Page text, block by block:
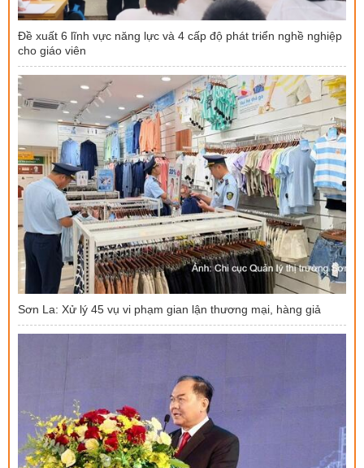
Đề xuất 6 lĩnh vực năng lực và 4 cấp độ phát triển nghề nghiệp
cho giáo viên
Sơn La: Xử lý 45 vụ vi phạm gian lận thương mại, hàng giả